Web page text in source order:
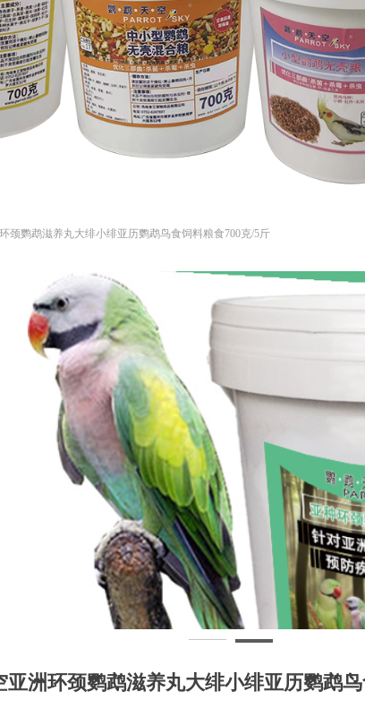
颈鹦鹉滋养丸大绯小绯亚历鹦鹉鸟食饲料粮食700克/5斤
亚洲环颈鹦鹉滋养丸大绯小绯亚历鹦鹉